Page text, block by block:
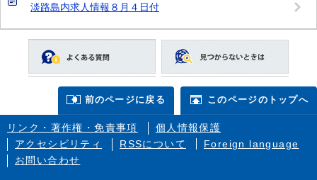
淡路島内求人情報８月４日付
前のページに戻る このページのトップへ
リンク・著作権・免責事項
個人情報保護
アクセシビリティ
RSSについて
Foreign language
お問い合わせ